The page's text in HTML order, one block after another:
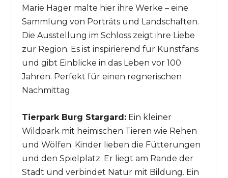
Marie Hager malte hier ihre Werke – eine
Sammlung von Porträts und Landschaften.
Die Ausstellung im Schloss zeigt ihre Liebe
zur Region. Es ist inspirierend für Kunstfans
und gibt Einblicke in das Leben vor 100
Jahren. Perfekt für einen regnerischen
Nachmittag.
Tierpark Burg Stargard:Ein kleiner
Wildpark mit heimischen Tieren wie Rehen
und Wölfen. Kinder lieben die Fütterungen
und den Spielplatz. Er liegt am Rande der
Stadt und verbindet Natur mit Bildung. Ein